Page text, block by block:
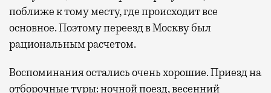
поближе к тому месту, где происходит все
основное. Поэтому переезд в Москву был
рациональным расчетом.
Воспоминания остались очень хорошие. Приезд на
отборочные туры: ночной поезд, весенний